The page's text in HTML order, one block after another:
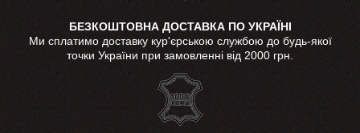
БЕЗКОШТОВНА ДОСТАВКА ПО УКРАЇНІ
Ми сплатимо доставку кур'єрською службою до будь-якої
точки України при замовленні від 2000 грн.